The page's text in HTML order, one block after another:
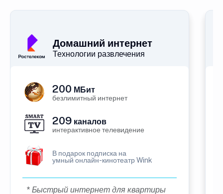
Домашний интернет
Технологии развлечения
200 МБит
безлимитный интернет
209 каналов
интерактивное телевидение
В подарок подписка на
умный онлайн-кинотеатр Wink
* Быстрый интернет для квартиры